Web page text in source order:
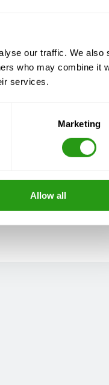
our traffic. We also
who may combine it
services.
Marketing
Allow all
Delivery o sobre